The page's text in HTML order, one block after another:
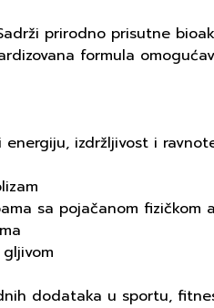
prirodno prisutne
formula
izdržljivost i
sa pojačanom fizičkom
dodataka u sportu,